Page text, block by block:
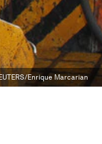
Enrique Marcarian